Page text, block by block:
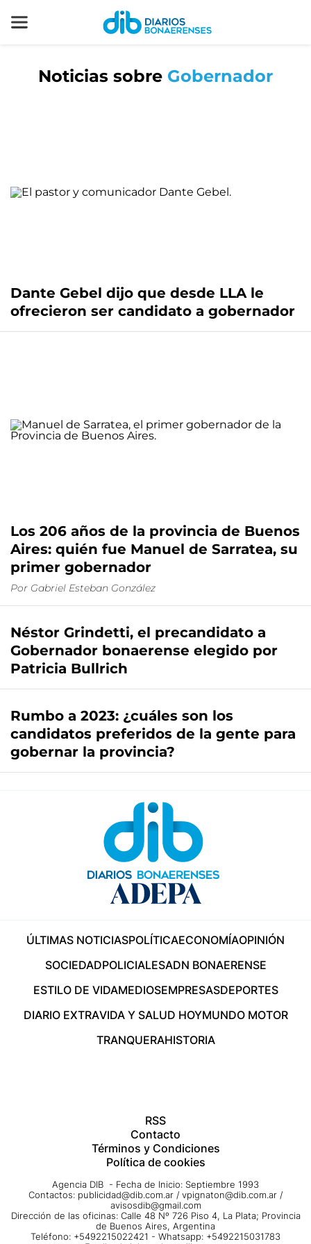
Noticias sobre Gobernador
Dante Gebel dijo que desde LLA le
ofrecieron ser candidato a gobernador
Los 206 años de la provincia de Buenos
Aires: quién fue Manuel de Sarratea, su
primer gobernador
Por Gabriel Esteban González
Néstor Grindetti, el precandidato a
Gobernador bonaerense elegido por
Patricia Bullrich
Rumbo a 2023: ¿cuáles son los
candidatos preferidos de la gente para
gobernar la provincia?
ÚLTIMAS NOTICIASPOLÍTICAECONOMÍAOPINIÓN
SOCIEDADPOLICIALESADN BONAERENSE
ESTILO DE VIDAMEDIOSEMPRESASDEPORTES
DIARIO EXTRAVIDA Y SALUD HOYMUNDO MOTOR
TRANQUERAHISTORIA
RSS
Contacto
Términos y Condiciones
Política de cookies
Agencia DIB - Fecha de Inicio: Septiembre 1993
Contactos: publicidad@dib.com.ar / vpignaton@dib.com.ar /
avisosdib@gmail.com
Dirección de las oficinas: Calle 48 Nº 726 Piso 4, La Plata; Provincia
de Buenos Aires, Argentina
Teléfono: +5492215022421 - Whatsapp: +5492215031783